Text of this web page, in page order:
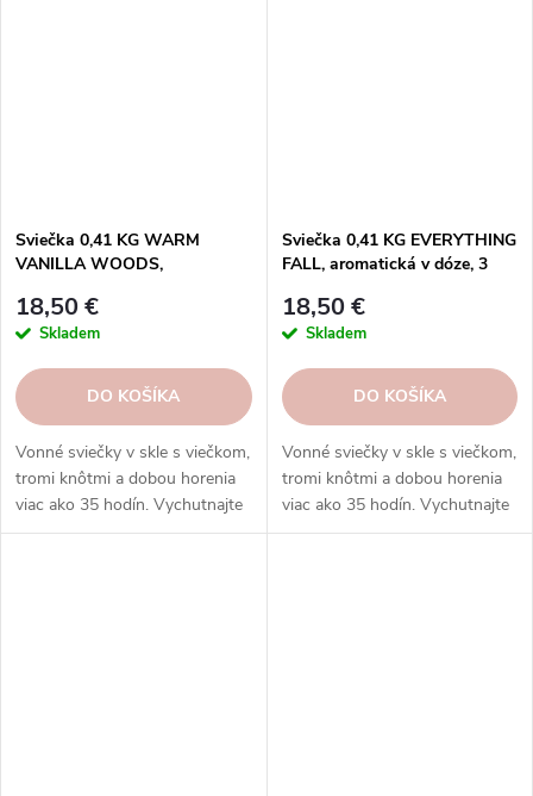
Sviečka 0,41 KG WARM
VANILLA WOODS,
knôty|GOOSE CREEK
18,50 €
Skladem
DO KOŠÍKA
Vonné sviečky v skle s viečkom,
tromi knôtmi a dobou horenia
viac ako 35 hodín. Vychutnajte
si rozmanitosť vôní a
Sviečka 0,41 KG EVERYTHING
FALL, aromatická v dóze, 3
18,50 €
Skladem
DO KOŠÍKA
Vonné sviečky v skle s viečkom,
tromi knôtmi a dobou horenia
viac ako 35 hodín. Vychutnajte
si rozmanitosť vôní a